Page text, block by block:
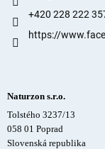
+420 228 222
https://
Naturzon s.r.o.
Tolstého 3237/13
058 01 Poprad
Slovenská republika